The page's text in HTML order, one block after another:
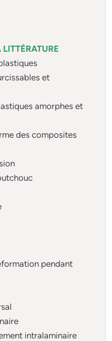
et
amorphes et
des composites
pendant
intralaminaire